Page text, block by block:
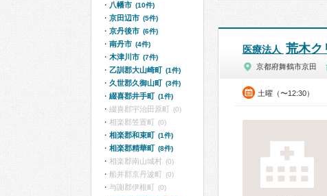
医療法人 荒木ク
京都府舞鶴市京田
土曜（〜12:30）
八幡市 (10件)
京田辺市 (5件)
京丹後市 (6件)
南丹市 (4件)
木津川市 (7件)
乙訓郡大山崎町 (1件)
久世郡久御山町 (3件)
綴喜郡井手町 (1件)
綴喜郡宇治田原町 (0)
相楽郡笠置町 (0)
相楽郡和束町 (1件)
相楽郡精華町 (8件)
相楽郡南山城村 (0)
船井郡京丹波町 (0)
与謝郡伊根町 (0)